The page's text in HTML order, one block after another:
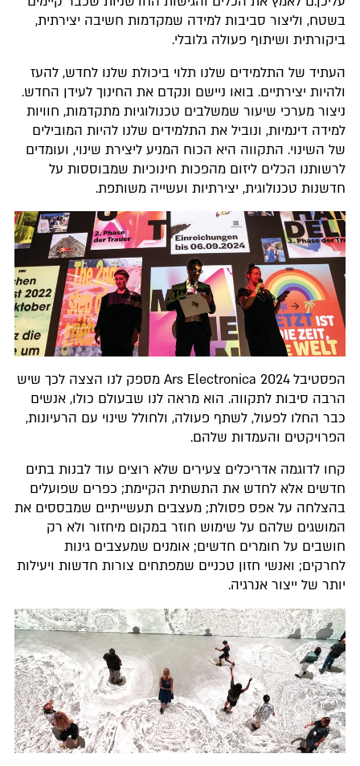
בשטח, וליצור סביבות למידה שמקדמות חשיבה יצירתית,
ביקורתית ושיתוף פעולה גלובלי.
העתיד של התלמידים שלנו תלוי ביכולת שלנו לחדש, להעז
ולהיות יצירתיים. בואו ניישם ונקדם את החינוך לעידן החדש.
ניצור מערכי שיעור שמשלבים טכנולוגיות מתקדמות, חוויות
למידה דינמיות, ונוביל את התלמידים שלנו להיות המובילים
של השינוי. התקווה היא הכוח המניע ליצירת שינוי, ועומדים
לרשותנו הכלים ליזום מהפכות חינוכיות שמבוססות על
חדשנות טכנולוגית, יצירתיות ועשייה משותפת.
הפסטיבל 2024 Ars Electronica מספק לנו הצצה לכך שיש
הרבה סיבות לתקווה. הוא מראה לנו שבעולם כולו, אנשים
כבר החלו לפעול, לשתף פעולה, ולחולל שינוי עם הרעיונות,
הפרויקטים והעמדות שלהם.
קחו לדוגמה אדריכלים צעירים שלא רוצים עוד לבנות בתים
חדשים אלא לחדש את התשתית הקיימת; כפרים שפועלים
בהצלחה על אפס פסולת; מעצבים תעשייתיים שמבססים את
המושגים שלהם על שימוש חוזר במקום מיחזור ולא רק
חושבים על חומרים חדשים; אומנים שמעצבים גינות
לחרקים; ואנשי חזון טכניים שמפתחים צורות חדשות ויעילות
יותר של ייצור אנרגיה.